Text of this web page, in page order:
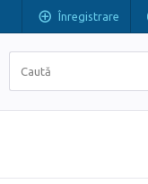
Înregistrare